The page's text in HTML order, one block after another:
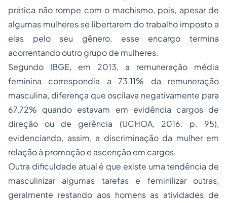
prática não rompe com o machismo, pois, apesar de
algumas mulheres se libertarem do trabalho imposto a
elas pelo seu gênero, esse encargo termina
acorrentando outro grupo de mulheres.
Segundo IBGE, em 2013, a remuneração média
feminina correspondia a 73,11% da remuneração
masculina, diferença que oscilava negativamente para
67,72% quando estavam em evidência cargos de
direção ou de gerência (UCHOA, 2016. p. 95),
evidenciando, assim, a discriminação da mulher em
relação à promoção e ascenção em cargos.
Outra dificuldade atual é que existe uma tendência de
masculinizar algumas tarefas e feminilizar outras,
geralmente restando aos homens as atividades de